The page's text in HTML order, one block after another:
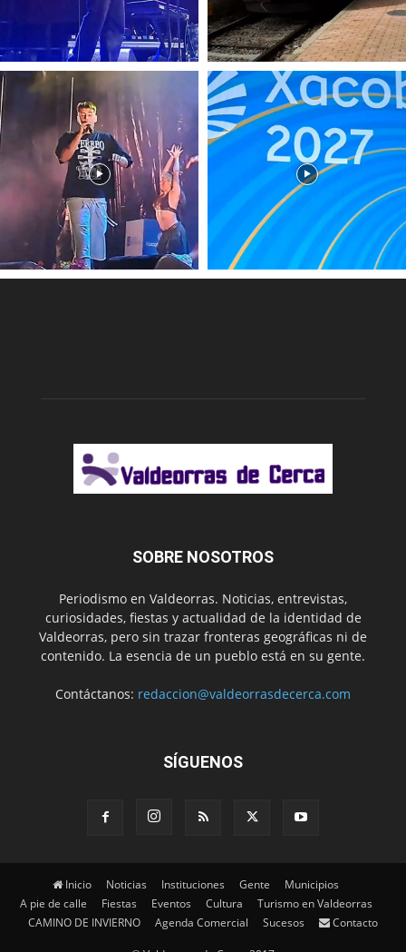
SOBRE NOSOTROS
Periodismo en Valdeorras. Noticias, entrevistas,
curiosidades, fiestas y actualidad de la identidad de
Valdeorras, pero sin trazar fronteras geográficas ni de
contenido. La esencia de un pueblo está en su gente.
Contáctanos: redaccion@valdeorrasdecerca.com
SÍGUENOS
Inicio Noticias Instituciones Gente
Municipios
A pie de calle
Fiestas Eventos Cultura
Turismo en Valdeorras
CAMINO DE INVIERNO
Agenda Comercial Sucesos Contacto